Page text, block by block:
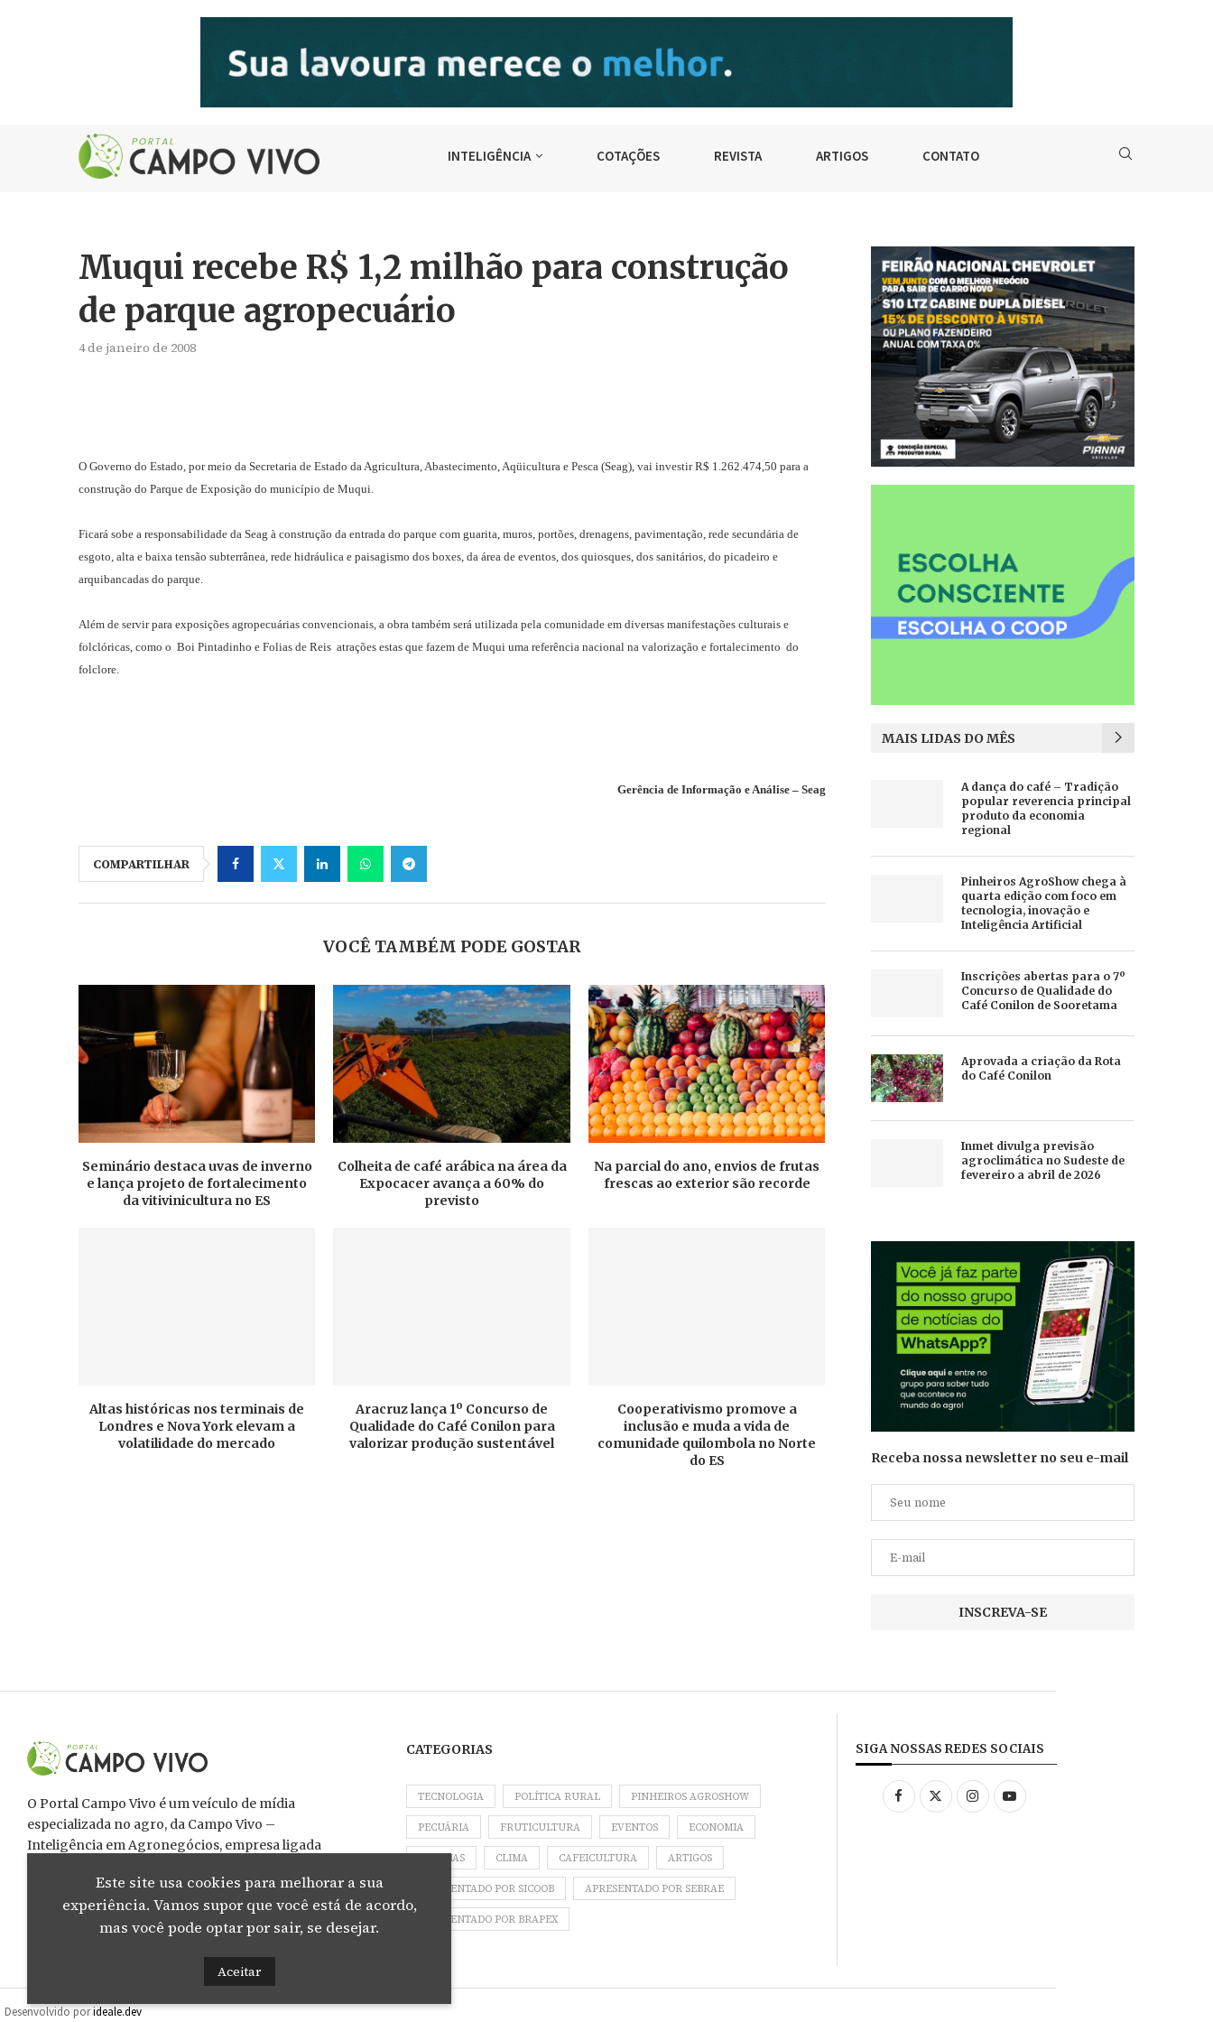
INTELIGÊNCIA COTAÇÕES REVISTA ARTIGOS CONTATO
Muqui recebe R$ 1,2 milhão para construção
de parque agropecuário
4 de janeiro de 2008
O Governo do Estado, por meio da Secretaria de Estado da Agricultura, Abastecimento, Aqüicultura e Pesca (Seag), vai investir R$ 1.262.474,50 para a
construção do Parque de Exposição do município de Muqui.
Ficará sobe a responsabilidade da Seag à construção da entrada do parque com guarita, muros, portões, drenagens, pavimentação, rede secundária de
esgoto, alta e baixa tensão subterrânea, rede hidráulica e paisagismo dos boxes, da área de eventos, dos quiosques, dos sanitários, do picadeiro e
arquibancadas do parque.
Além de servir para exposições agropecuárias convencionais, a obra também será utilizada pela comunidade em diversas manifestações culturais e
folclóricas, como o Boi Pintadinho e Folias de Reis atrações estas que fazem de Muqui uma referência nacional na valorização e fortalecimento do
folclore.
Gerência de Informação e Análise – Seag
COMPARTILHAR
VOCÊ TAMBÉM PODE GOSTAR
Seminário destaca uvas de inverno
e lança projeto de fortalecimento
da vitivinicultura no ES
Colheita de café arábica na área da
Expocacer avança a 60% do
previsto
Na parcial do ano, envios de frutas
frescas ao exterior são recorde
Altas históricas nos terminais de
Londres e Nova York elevam a
volatilidade do mercado
Aracruz lança 1º Concurso de
Qualidade do Café Conilon para
valorizar produção sustentável
Cooperativismo promove a
inclusão e muda a vida de
comunidade quilombola no Norte
do ES
MAIS LIDAS DO MÊS
A dança do café – Tradição
popular reverencia principal
produto da economia
regional
Pinheiros AgroShow chega à
quarta edição com foco em
tecnologia, inovação e
Inteligência Artificial
Inscrições abertas para o 7º
Concurso de Qualidade do
Café Conilon de Sooretama
Aprovada a criação da Rota
do Café Conilon
Inmet divulga previsão
agroclimática no Sudeste de
fevereiro a abril de 2026
Receba nossa newsletter no seu e-mail
O Portal Campo Vivo é um veículo de mídia
especializada no agro, da Campo Vivo –
Inteligência em Agronegócios, empresa ligada
interessada na valorização das cadeias produtivas
da agropecuária capixaba e nacional.
CATEGORIAS
TECNOLOGIA POLÍTICA RURAL PINHEIROS AGROSHOW
PECUÁRIA FRUTICULTURA EVENTOS ECONOMIA
COLUNAS CLIMA CAFEICULTURA ARTIGOS
APRESENTADO POR SICOOB APRESENTADO POR SEBRAE
APRESENTADO POR BRAPEX
SIGA NOSSAS REDES SOCIAIS
Desenvolvido porideale.dev
Este site usa cookies para melhorar a sua
experiência. Vamos supor que você está de acordo,
mas você pode optar por sair, se desejar.
Aceitar